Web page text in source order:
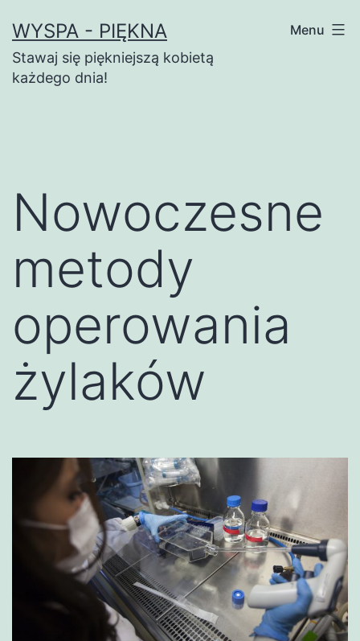
do
treści
WYSPA - PIĘKNA
Stawaj się piękniejszą kobietą
każdego dnia!
Menu
Nowoczesne
metody
operowania
żylaków